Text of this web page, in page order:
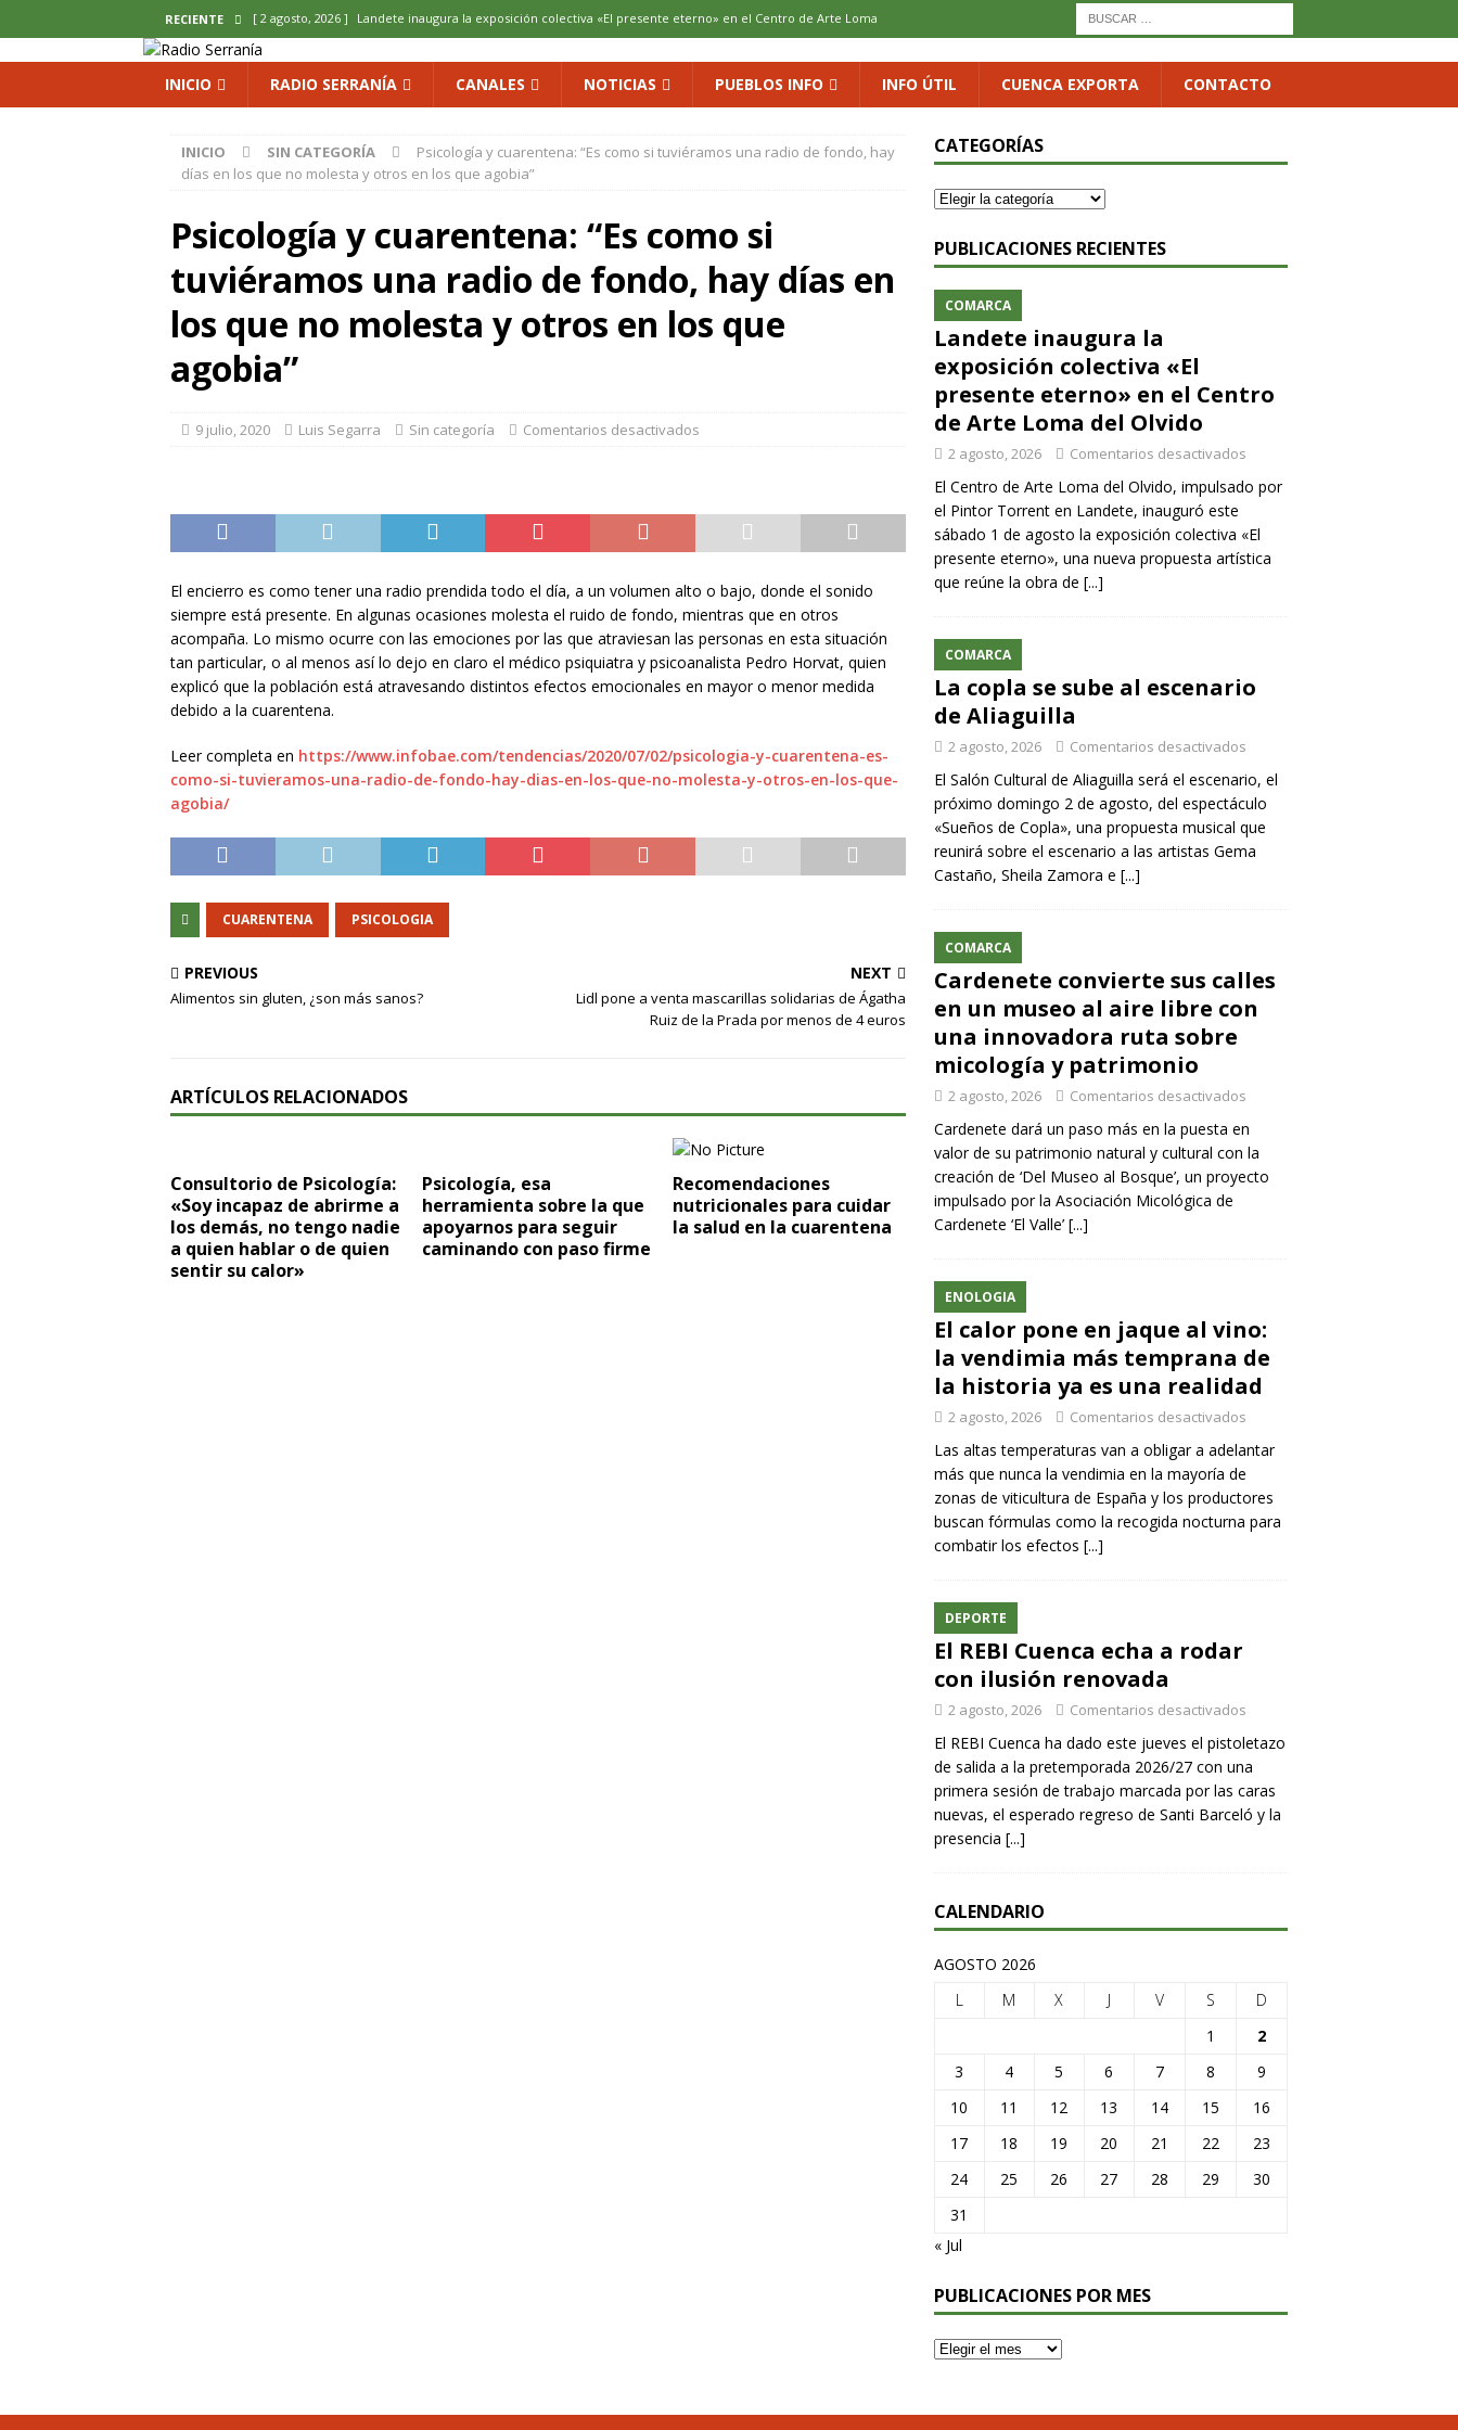
RECIENTE [ 2 agosto, 2026 ] Landete inaugura la exposición colectiva «El presente eterno» en el Centro de Arte Loma
del Olvido
[ 2 agosto, 2026 ] La copla se sube al escenario de Aliaguilla COMARCA
micología y patrimonio COMARCA
ENOLOGIA
[ 2 agosto, 2026 ] El REBI Cuenca echa a rodar con ilusión renovada DEPORTE
INICIO RADIO SERRANÍA CANALES NOTICIAS PUEBLOS INFO INFO ÚTIL CUENCA EXPORTA CONTACTO
INICIO SIN CATEGORÍA
Psicología y cuarentena: “Es como si tuviéramos una radio de fondo, hay
días en los que no molesta y otros en los que agobia”
Psicología y cuarentena: “Es como si
tuviéramos una radio de fondo, hay días en
los que no molesta y otros en los que
agobia”
9 julio, 2020 Luis Segarra Sin categoría Comentarios desactivados
El encierro es como tener una radio prendida todo el día, a un volumen alto o bajo, donde el sonido
siempre está presente. En algunas ocasiones molesta el ruido de fondo, mientras que en otros
acompaña. Lo mismo ocurre con las emociones por las que atraviesan las personas en esta situación
tan particular, o al menos así lo dejo en claro el médico psiquiatra y psicoanalista Pedro Horvat, quien
explicó que la población está atravesando distintos efectos emocionales en mayor o menor medida
debido a la cuarentena.
Leer completa en https://www.infobae.com/tendencias/2020/07/02/psicologia-y-cuarentena-es-
como-si-tuvieramos-una-radio-de-fondo-hay-dias-en-los-que-no-molesta-y-otros-en-los-que-
agobia/
CUARENTENA PSICOLOGIA
PREVIOUS
Alimentos sin gluten, ¿son más sanos?
NEXT
Lidl pone a venta mascarillas solidarias de Ágatha
Ruiz de la Prada por menos de 4 euros
ARTÍCULOS RELACIONADOS
Consultorio de Psicología:
«Soy incapaz de abrirme a
los demás, no tengo nadie
a quien hablar o de quien
sentir su calor»
Psicología, esa
herramienta sobre la que
apoyarnos para seguir
caminando con paso firme
Recomendaciones
nutricionales para cuidar
la salud en la cuarentena
CATEGORÍAS
PUBLICACIONES RECIENTES
COMARCA
Landete inaugura la
exposición colectiva «El
presente eterno» en el Centro
de Arte Loma del Olvido
2 agosto, 2026 Comentarios desactivados
El Centro de Arte Loma del Olvido, impulsado por
el Pintor Torrent en Landete, inauguró este
sábado 1 de agosto la exposición colectiva «El
presente eterno», una nueva propuesta artística
que reúne la obra de [...]
COMARCA
La copla se sube al escenario
de Aliaguilla
2 agosto, 2026 Comentarios desactivados
El Salón Cultural de Aliaguilla será el escenario, el
próximo domingo 2 de agosto, del espectáculo
«Sueños de Copla», una propuesta musical que
reunirá sobre el escenario a las artistas Gema
Castaño, Sheila Zamora e [...]
COMARCA
Cardenete convierte sus calles
en un museo al aire libre con
una innovadora ruta sobre
micología y patrimonio
2 agosto, 2026 Comentarios desactivados
Cardenete dará un paso más en la puesta en
valor de su patrimonio natural y cultural con la
creación de ‘Del Museo al Bosque’, un proyecto
impulsado por la Asociación Micológica de
Cardenete ‘El Valle’ [...]
ENOLOGIA
El calor pone en jaque al vino:
la vendimia más temprana de
la historia ya es una realidad
2 agosto, 2026 Comentarios desactivados
Las altas temperaturas van a obligar a adelantar
más que nunca la vendimia en la mayoría de
zonas de viticultura de España y los productores
buscan fórmulas como la recogida nocturna para
combatir los efectos [...]
DEPORTE
El REBI Cuenca echa a rodar
con ilusión renovada
2 agosto, 2026 Comentarios desactivados
El REBI Cuenca ha dado este jueves el pistoletazo
de salida a la pretemporada 2026/27 con una
primera sesión de trabajo marcada por las caras
nuevas, el esperado regreso de Santi Barceló y la
presencia [...]
CALENDARIO
AGOSTO 2026
L
M X J V S
D
1
2
3
4 5 6 7 8
9
10
11 12 13 14 15
16
17
18 19 20 21 22
23
24
25 26 27 28 29
30
31
« Jul
PUBLICACIONES POR MES